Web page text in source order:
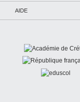
AIDE